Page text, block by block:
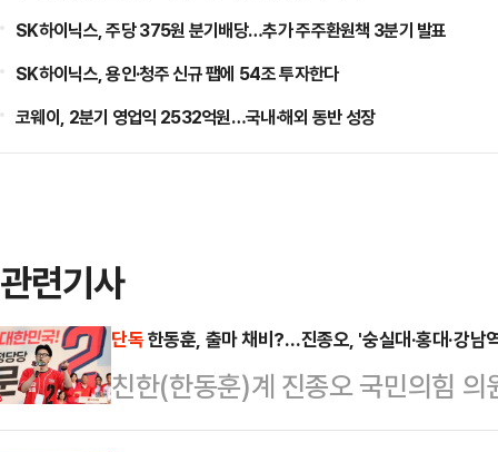
SK하이닉스, 주당 375원 분기배당…추가 주주환원책 3분기 발표
SK하이닉스, 용인·청주 신규 팹에 54조 투자한다
코웨이, 2분기 영업익 2532억원…국내·해외 동반 성장
관련기사
단독한동훈, 출마 채비?…진종오, '숭실대·홍대·강남
친한(한동훈)계 진종오 국민의힘
대·홍대·강남역을 찾아 청년 당원